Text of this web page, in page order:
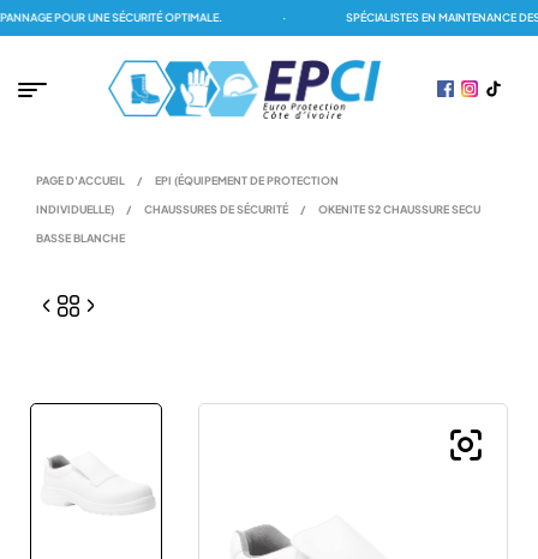
POUR UNE SÉCURITÉ OPTIMALE. SPÉCIALISTES EN MAINTENANCE DES
PAGE D'ACCUEIL / EPI (ÉQUIPEMENT DE PROTECTION
INDIVIDUELLE) / CHAUSSURES DE SÉCURITÉ / OKENITE S2 CHAUSSURE SECU
BASSE BLANCHE